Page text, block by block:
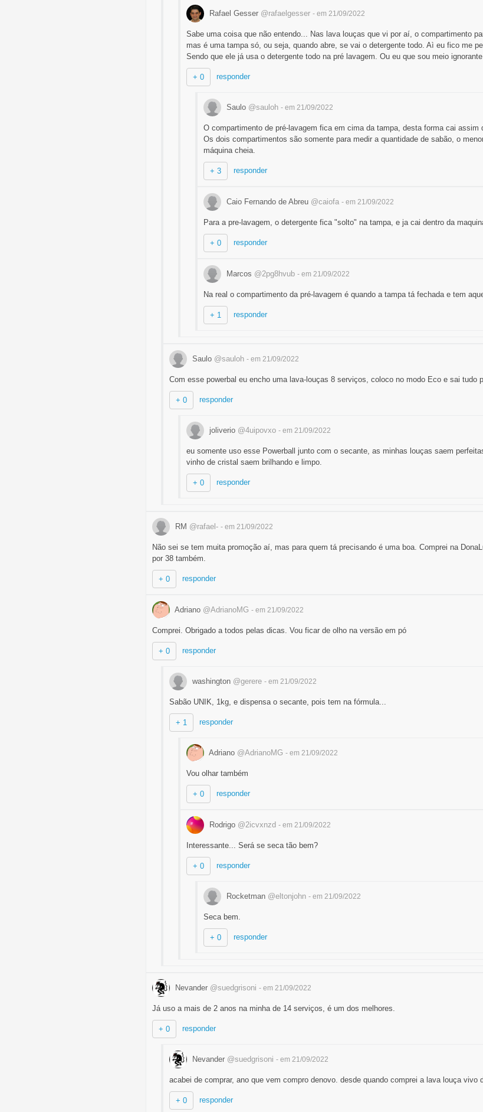
Rafael Gesser @rafaelgesser - em 21/09/2022
Sabe uma coisa que não entendo... Nas lava louças que vi por aí, o compartimento
mas é uma tampa só, ou seja, quando abre, se vai o detergente todo. Aì eu fico me
Sendo que ele já usa o detergente todo na pré lavagem. Ou eu que sou meio
+ 0 responder
Saulo @sauloh - em 21/09/2022
O compartimento de pré-lavagem fica em cima da tampa, desta forma cai assim
Os dois compartimentos são somente para medir a quantidade de sabão, o
máquina cheia.
+ 3 responder
Caio Fernando de Abreu @caiofa - em 21/09/2022
Para a pre-lavagem, o detergente fica "solto" na tampa, e ja cai dentro da
+ 0 responder
Marcos @2pg8hvub - em 21/09/2022
Na real o compartimento da pré-lavagem é quando a tampa tá fechada e tem
+ 1 responder
Saulo @sauloh - em 21/09/2022
Com esse powerbal eu encho uma lava-louças 8 serviços, coloco no modo Eco e sai tudo
+ 0 responder
joliverio @4uipovxo - em 21/09/2022
eu somente uso esse Powerball junto com o secante, as minhas louças saem
vinho de cristal saem brilhando e limpo.
+ 0 responder
RM @rafael- - em 21/09/2022
Não sei se tem muita promoção aí, mas para quem tá precisando é uma boa. Comprei na
por 38 também.
+ 0 responder
Adriano @AdrianoMG - em 21/09/2022
Comprei. Obrigado a todos pelas dicas. Vou ficar de olho na versão em pó
+ 0 responder
washington @gerere - em 21/09/2022
Sabão UNIK, 1kg, e dispensa o secante, pois tem na fórmula...
+ 1 responder
Adriano @AdrianoMG - em 21/09/2022
Vou olhar também
+ 0 responder
Rodrigo @2icvxnzd - em 21/09/2022
Interessante... Será se seca tão bem?
+ 0 responder
Rocketman @eltonjohn - em 21/09/2022
Seca bem.
+ 0 responder
Nevander @suedgrisoni - em 21/09/2022
Já uso a mais de 2 anos na minha de 14 serviços, é um dos melhores.
+ 0 responder
Nevander @suedgrisoni - em 21/09/2022
acabei de comprar, ano que vem compro denovo. desde quando comprei a lava louça vivo
+ 0 responder